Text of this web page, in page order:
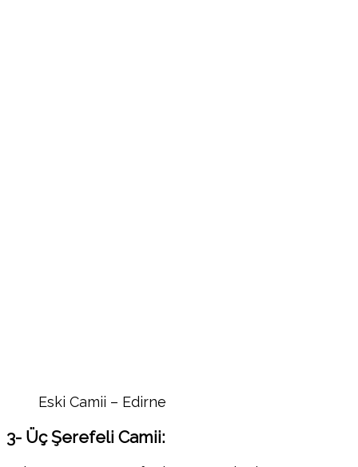
Eski Camii – Edirne
3- Üç Şerefeli Camii: